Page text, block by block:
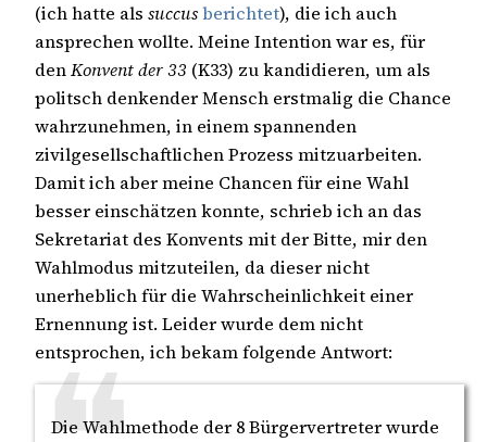
(ich hatte als succusberichtet), die ich auch
ansprechen wollte. Meine Intention war es, für
denKonvent der 33 (K33) zu kandidieren, um als
politsch denkender Mensch erstmalig die Chance
wahrzunehmen, in einem spannenden
zivilgesellschaftlichen Prozess mitzuarbeiten.
Damit ich aber meine Chancen für eine Wahl
besser einschätzen konnte, schrieb ich an das
Sekretariat des Konvents mit der Bitte, mir den
Wahlmodus mitzuteilen, da dieser nicht
unerheblich für die Wahrscheinlichkeit einer
Ernennung ist. Leider wurde dem nicht
entsprochen, ich bekam folgende Antwort:
Die Wahlmethode der 8 Bürgervertreter wurde